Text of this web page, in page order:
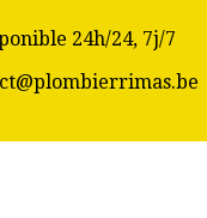
24h/24, 7j/7